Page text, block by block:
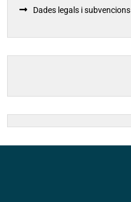
Dades legals i subvencions